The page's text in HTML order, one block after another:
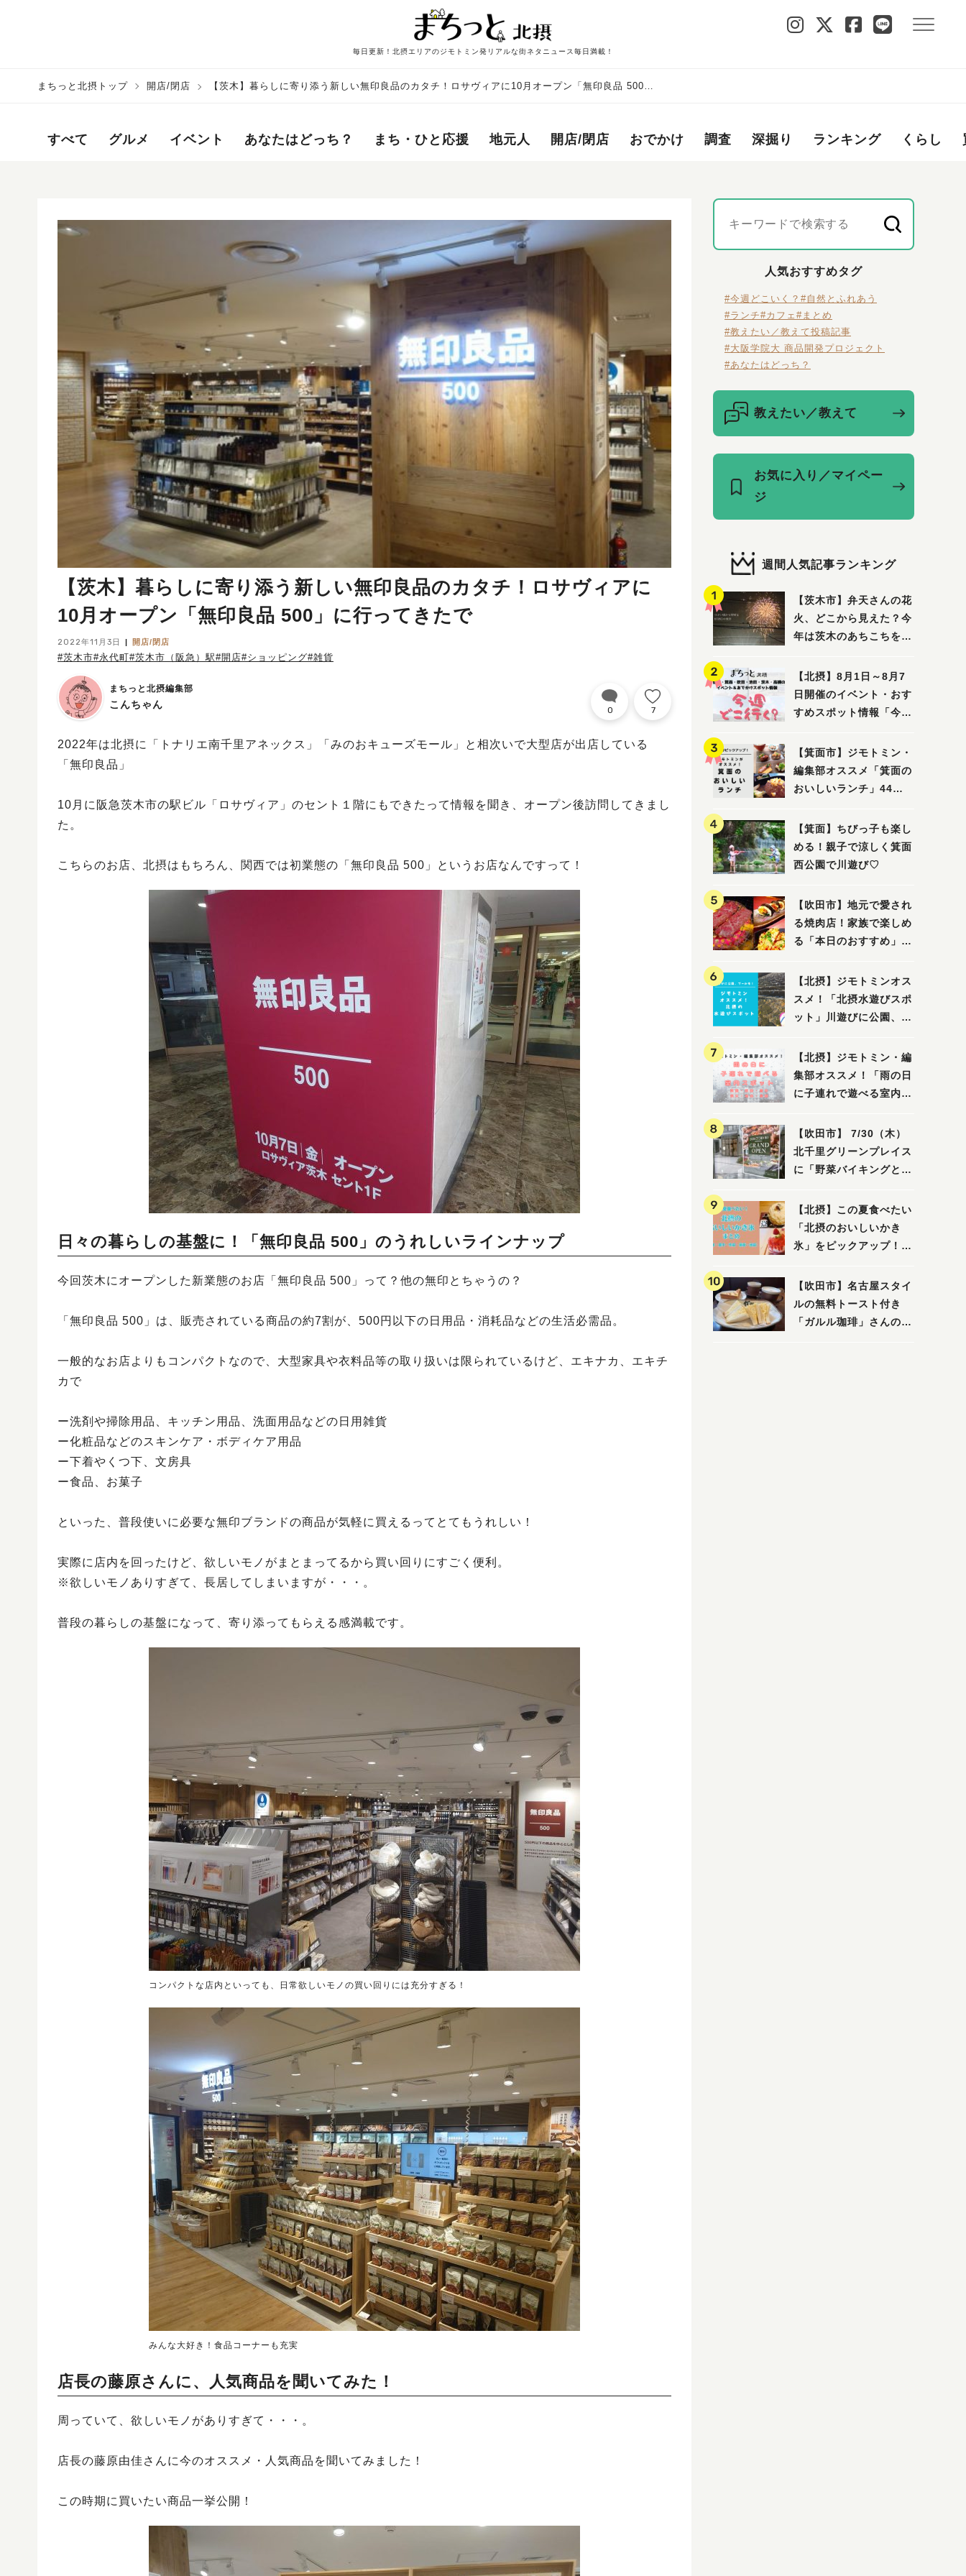
毎日更新！北摂エリアのジモトミン発リアルな街ネタニュース毎日満載！
まちっと北摂トップ 開店/閉店
【茨木】暮らしに寄り添う新しい無印良品のカタチ！ロサヴィアに10月オープン「無印良品 500」
すべて グルメ イベント あなたはどっち？ まち・ひと応援 地元人 開店/閉店 おでかけ 調査 深掘り ランキング くらし
【茨木】暮らしに寄り添う新しい無印良品のカタチ！ロサヴィアに
10月オープン「無印良品 500」に行ってきたで
2022年11月3日 開店/閉店
#茨木市#永代町#茨木市（阪急）駅#開店#ショッピング#雑貨
まちっと北摂編集部
こんちゃん 0 7
2022年は北摂に「トナリエ南千里アネックス」「みのおキューズモール」と相次いで大型店が出店している
「無印良品」
10月に阪急茨木市の駅ビル「ロサヴィア」のセント１階にもできたって情報を聞き、オープン後訪問してきまし
た。
こちらのお店、北摂はもちろん、関西では初業態の「無印良品 500」というお店なんですって！
日々の暮らしの基盤に！「無印良品 500」のうれしいラインナップ
今回茨木にオープンした新業態のお店「無印良品 500」って？他の無印とちゃうの？
「無印良品 500」は、販売されている商品の約7割が、500円以下の日用品・消耗品などの生活必需品。
一般的なお店よりもコンパクトなので、大型家具や衣料品等の取り扱いは限られているけど、エキナカ、エキチ
カで
ー洗剤や掃除用品、キッチン用品、洗面用品などの日用雑貨
ー化粧品などのスキンケア・ボディケア用品
ー下着やくつ下、文房具
ー食品、お菓子
といった、普段使いに必要な無印ブランドの商品が気軽に買えるってとてもうれしい！
実際に店内を回ったけど、欲しいモノがまとまってるから買い回りにすごく便利。
※欲しいモノありすぎて、長居してしまいますが・・・。
普段の暮らしの基盤になって、寄り添ってもらえる感満載です。
コンパクトな店内といっても、日常欲しいモノの買い回りには充分すぎる！
みんな大好き！食品コーナーも充実
店長の藤原さんに、人気商品を聞いてみた！
周っていて、欲しいモノがありすぎて・・・。
店長の藤原由佳さんに今のオススメ・人気商品を聞いてみました！
この時期に買いたい商品一挙公開！
人気おすすめタグ
#今週どこいく？ #自然とふれあう
#ランチ#カフェ #まとめ
#教えたい／教えて投稿記事
#大阪学院大 商品開発プロジェクト
#あなたはどっち？
教えたい／教えて
お気に入り／マイペー
ジ
週間人気記事ランキング
【茨木市】弁天さんの花
火、どこから見えた？今
年は茨木のあちこちを巡
【北摂】8月1日～8月7
日開催のイベント・おす
すめスポット情報「今週
面・吹田・池田・茨木・
高槻）
【箕面市】ジモトミン・
編集部オススメ「箕面の
おいしいランチ」44
から穴場まで！〜
【箕面】ちびっ子も楽し
める！親子で涼しく箕面
西公園で川遊び♡
【吹田市】地元で愛され
る焼肉店！家族で楽しめ
る「本日のおすすめ」で
【北摂】ジモトミンオス
スメ！「北摂水遊びスポ
ット」川遊びに公園、プ
吹田・茨木・高槻）
【北摂】ジモトミン・編
集部オススメ！「雨の日
に子連れで遊べる室内ス
箕面・吹田・豊中・茨
木・池田）
【吹田市】 7/30（木）
北千里グリーンプレイス
に「野菜バイキングと飲
里店」がオープン予定！
【北摂】この夏食べたい
「北摂のおいしいかき
氷」をピックアップ！
面・池田）
【吹田市】名古屋スタイ
ルの無料トースト付き
「ガルル珈琲」さんのお